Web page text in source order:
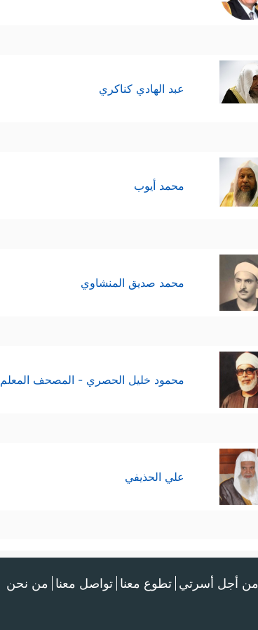
عبد الهادي كناكري
محمد أيوب
محمد صديق المنشاوي
محمود خليل الحصري - المصحف المعلم
علي الحذيفي
من أجل أسرتي تطوع معنا تواصل معنا من نحن